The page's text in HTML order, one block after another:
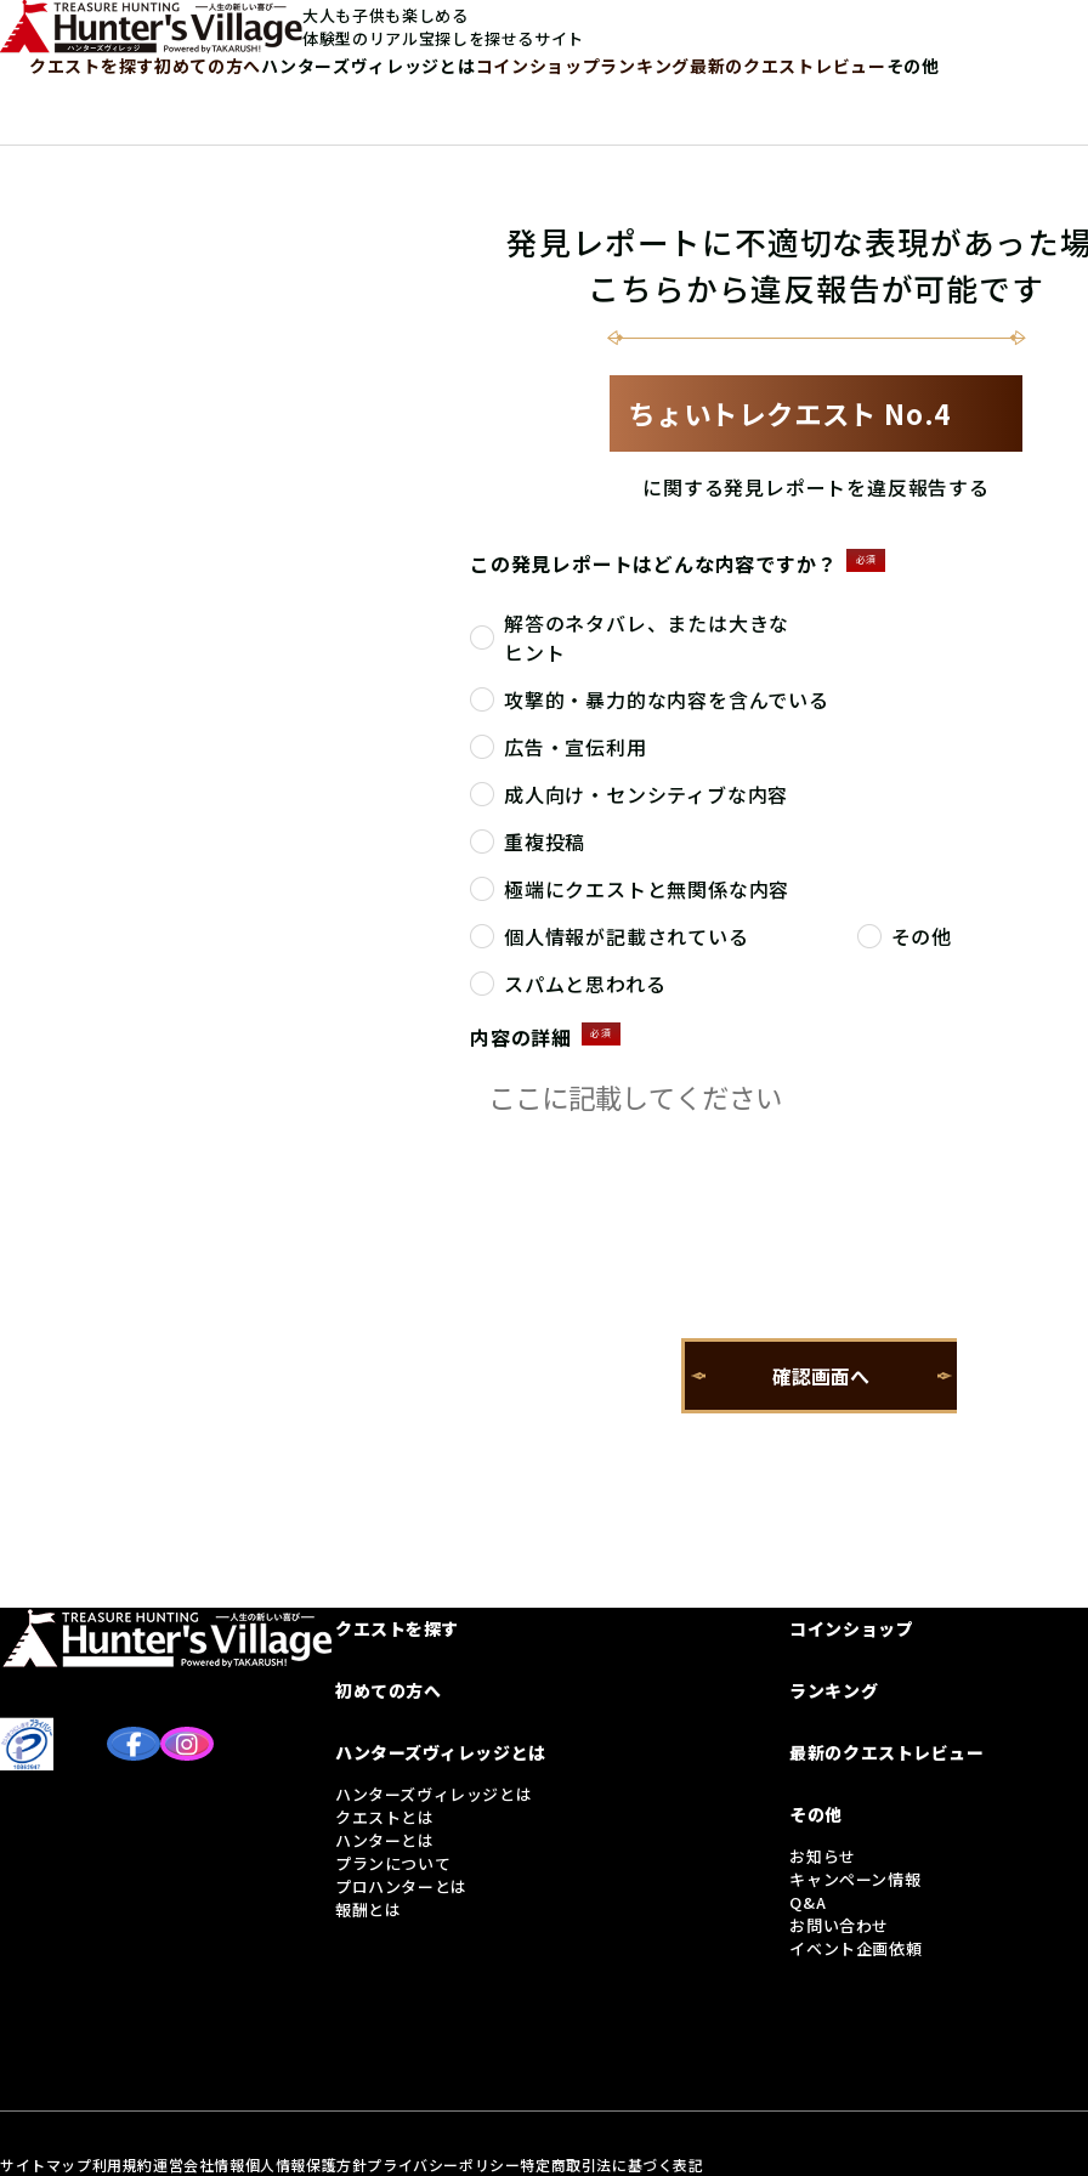
大人も子供も楽しめる
体験型のリアル宝探しを探せるサイト
クエストを探す初めての方へハンターズヴィレッジとはコインショップランキング最新のクエストレビューその他
発見レポートに不適切な表現があった
こちらから違反報告が可能です
ちょいトレクエスト No.4
に関する発見レポートを違反報告する
この発見レポートはどんな内容ですか？ 必須
解答のネタバレ、または大きな
ヒント
攻撃的・暴力的な内容を含んでいる
広告・宣伝利用
成人向け・センシティブな内容
重複投稿
極端にクエストと無関係な内容
個人情報が記載されている
その他
スパムと思われる
内容の詳細
必須
クエストを探す
初めての方へ
ハンターズヴィレッジとは
ハンターズヴィレッジとは
クエストとは
ハンターとは
プランについて
プロハンターとは
報酬とは
コインショップ
ランキング
最新のクエストレビュー
その他
お知らせ
キャンペーン情報
Q&A
お問い合わせ
イベント企画依頼
サイトマップ利用規約運営会社情報個人情報保護方針プライバシーポリシー特定商取引法に基づく表記